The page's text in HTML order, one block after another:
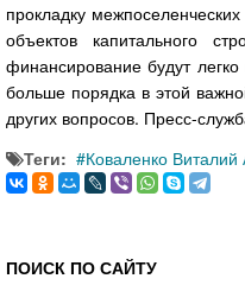
прокладку
объектов капитального
финансирование будут
больше порядка в этой
других вопросов. Пресс-
Теги:
Коваленко
ПОИСК ПО САЙТУ